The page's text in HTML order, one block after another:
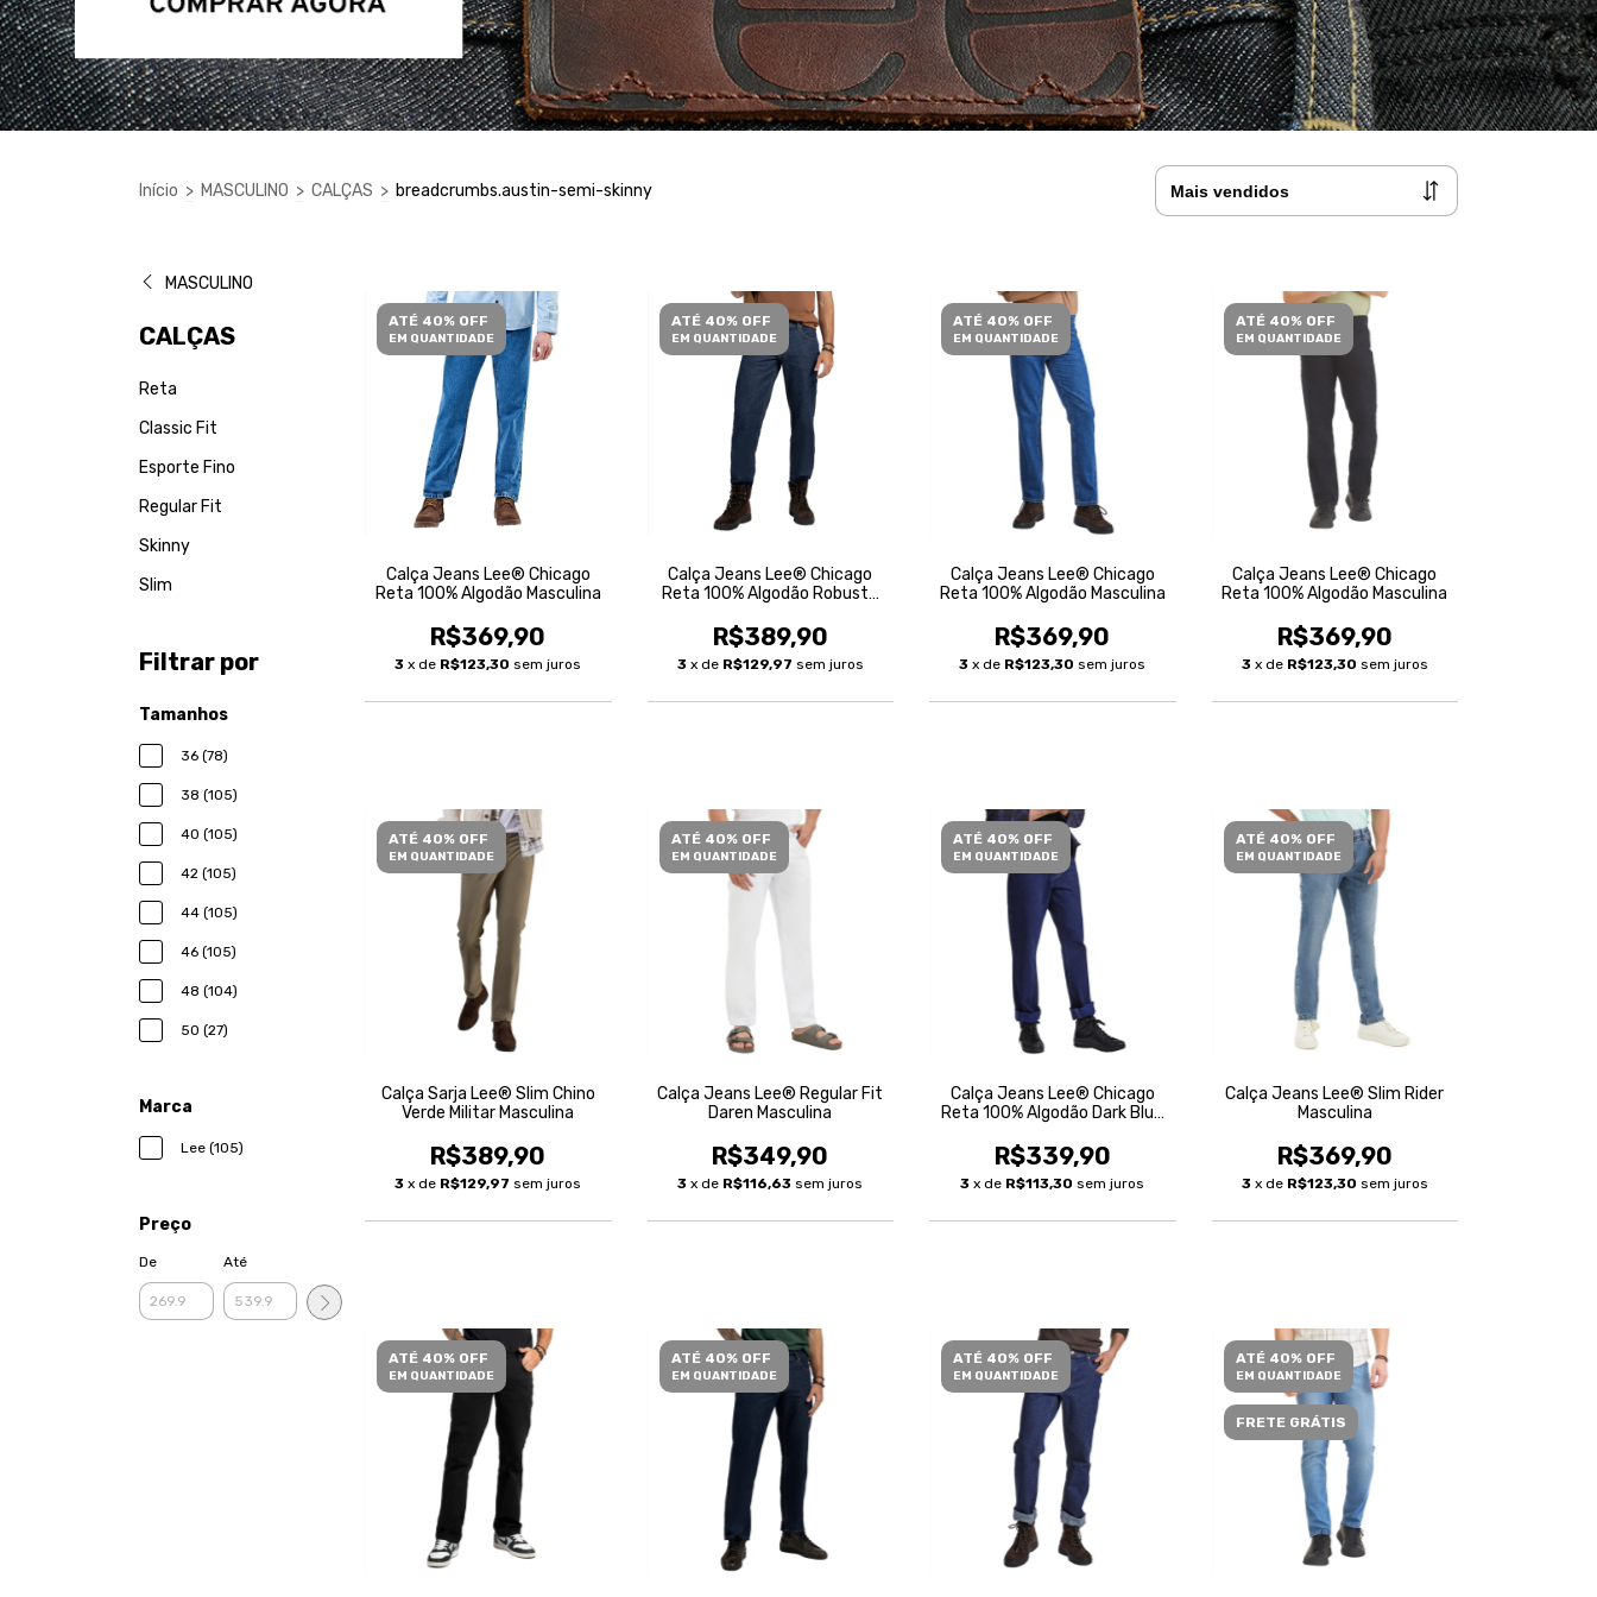
Início > MASCULINO > CALÇAS > breadcrumbs.austin-semi-skinny
MASCULINO
CALÇAS
Reta
Classic Fit
Esporte Fino
Regular Fit
Skinny
Slim
Filtrar por
Tamanhos
36 (78)
38 (105)
40 (105)
42 (105)
44 (105)
46 (105)
48 (104)
50 (27)
Marca
Lee (105)
Preço
De Até
ATÉ 40% OFF
EM QUANTIDADE
Calça Jeans Lee® Chicago
Reta 100% Algodão Masculina
R$369,90
3 x de R$123,30 sem juros
ATÉ 40% OFF
EM QUANTIDADE
Calça Jeans Lee® Chicago
Reta 100% Algodão Robusta
R$389,90
3 x de R$129,97 sem juros
ATÉ 40% OFF
EM QUANTIDADE
Calça Jeans Lee® Chicago
Reta 100% Algodão Masculina
R$369,90
3 x de R$123,30 sem juros
ATÉ 40% OFF
EM QUANTIDADE
Calça Jeans Lee® Chicago
Reta 100% Algodão Masculina
R$369,90
3 x de R$123,30 sem juros
ATÉ 40% OFF
EM QUANTIDADE
Calça Sarja Lee® Slim Chino
Verde Militar Masculina
R$389,90
3 x de R$129,97 sem juros
ATÉ 40% OFF
EM QUANTIDADE
Calça Jeans Lee® Regular Fit
Daren Masculina
R$349,90
3 x de R$116,63 sem juros
ATÉ 40% OFF
EM QUANTIDADE
Calça Jeans Lee® Chicago
Reta 100% Algodão Dark Blue
R$339,90
3 x de R$113,30 sem juros
ATÉ 40% OFF
EM QUANTIDADE
Calça Jeans Lee® Slim Rider
Masculina
R$369,90
3 x de R$123,30 sem juros
ATÉ 40% OFF
EM QUANTIDADE
ATÉ 40% OFF
EM QUANTIDADE
ATÉ 40% OFF
EM QUANTIDADE
ATÉ 40% OFF
EM QUANTIDADE
FRETE GRÁTIS